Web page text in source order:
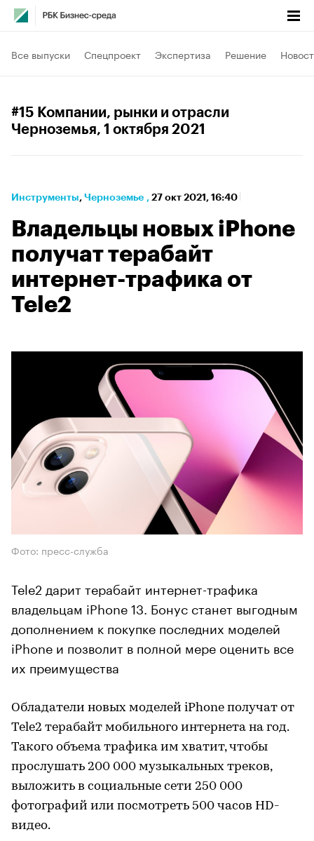
Все выпуски Спецпроект Экспертиза Решение
#15 Компании, рынки и отрасли
Черноземья, 1 октября 2021
Инструменты⁠, Черноземье , 27 окт 2021, 16:40
Владельцы новых iPhone
получат терабайт
интернет-трафика от
Tele2
Фото: пресс-служба
Tele2 дарит терабайт интернет-трафика
владельцам iPhone 13. Бонус станет выгодным
дополнением к покупке последних моделей
iPhone и позволит в полной мере оценить все
их преимущества
Обладатели новых моделей iPhone получат от
Tele2 терабайт мобильного интернета на год.
Такого объема трафика им хватит, чтобы
прослушать 200 000 музыкальных треков,
выложить в социальные сети 250 000
фотографий или посмотреть 500 часов HD-
видео.